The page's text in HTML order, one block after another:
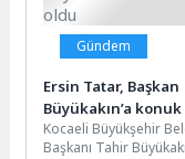
Gündem
Ersin Tatar, Başkan
Büyükakın’a
Kocaeli Büyükşehir
Başkanı Tahir